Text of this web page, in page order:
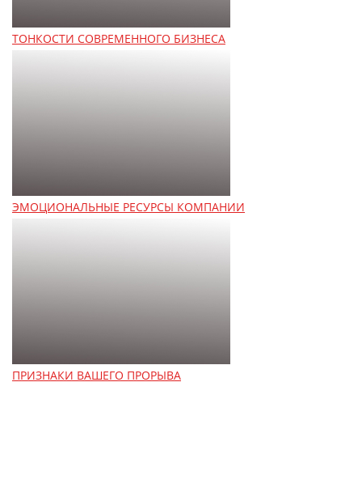
ТОНКОСТИ СОВРЕМЕННОГО БИЗНЕСА
ЭМОЦИОНАЛЬНЫЕ РЕСУРСЫ КОМПАНИИ
ПРИЗНАКИ ВАШЕГО ПРОРЫВА